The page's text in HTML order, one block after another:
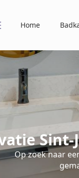
Home
Sint-
Op zoek naar